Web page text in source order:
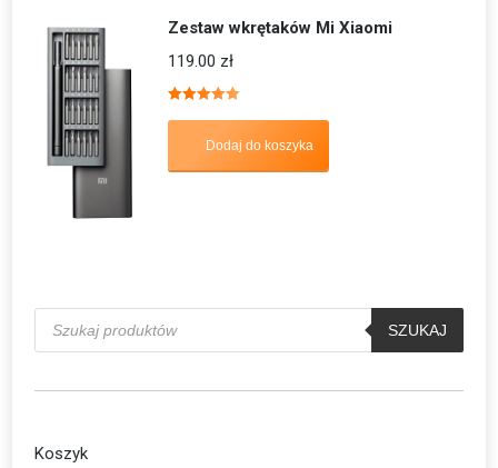
Zestaw wkrętaków Mi Xiaomi
119.00 zł
5.00
Dodaj do koszyka
Wyszukiwarka
produktów
SZUKAJ
Koszyk